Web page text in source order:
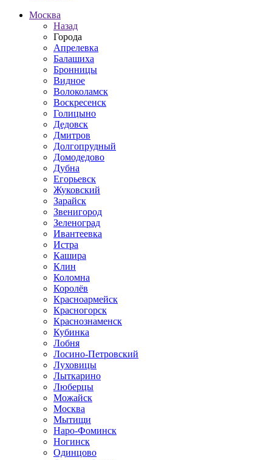
Москва
Назад
Города
Апрелевка
Балашиха
Бронницы
Видное
Волоколамск
Воскресенск
Голицыно
Дедовск
Дмитров
Долгопрудный
Домодедово
Дубна
Егорьевск
Жуковский
Зарайск
Звенигород
Зеленоград
Ивантеевка
Истра
Кашира
Клин
Коломна
Королёв
Красноармейск
Красногорск
Краснознаменск
Кубинка
Лобня
Лосино-Петровский
Луховицы
Лыткарино
Люберцы
Можайск
Москва
Мытищи
Наро-Фоминск
Ногинск
Одинцово